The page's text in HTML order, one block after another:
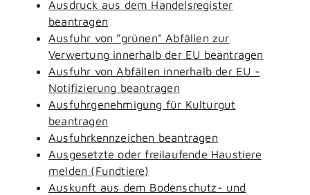
Ausdruck aus dem Handelsregister
beantragen
Ausfuhr von "grünen" Abfällen zur
Verwertung innerhalb der EU beantragen
Ausfuhr von Abfällen innerhalb der EU -
Notifizierung beantragen
Ausfuhrgenehmigung für Kulturgut
beantragen
Ausfuhrkennzeichen beantragen
Ausgesetzte oder freilaufende Haustiere
melden (Fundtiere)
Auskunft aus dem Bodenschutz- und